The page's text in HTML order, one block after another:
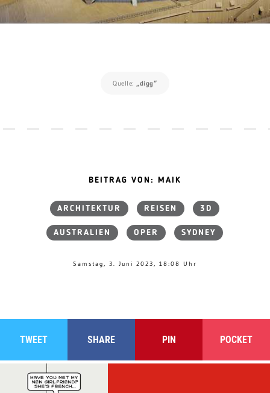
Quelle: „digg“
BEITRAG VON: MAIK
ARCHITEKTUR REISEN 3D
AUSTRALIEN OPER SYDNEY
Samstag, 3. Juni 2023, 18:08 Uhr
TWEET SHARE PIN POCKET